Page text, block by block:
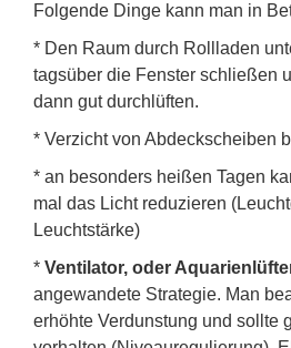
Folgende Dinge kann man in
* Den Raum durch Rollladen
tagsüber die Fenster schließen
dann gut durchlüften.
* Verzicht von Abdeckscheiben
* an besonders heißen Tagen
mal das Licht reduzieren
Leuchtstärke)
* Ventilator, oder
angewandete Strategie. Man
erhöhte Verdunstung und sollte